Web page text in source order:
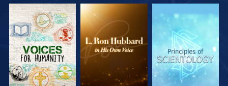
DÉCOUVRIR
LES SÉRIES
DÉCOUVRIR
LES SÉRIES
DÉCOUVRIR
LES SÉRIES